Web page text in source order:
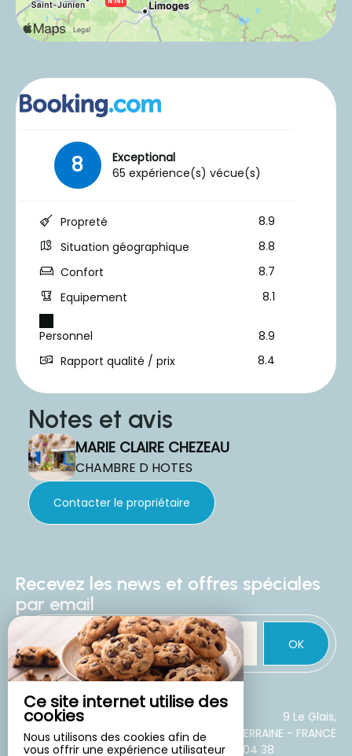
Ce site internet utilise des
cookies
Nous utilisons des cookies afin de
vous offrir une expérience utilisateur
8
Exceptional
65 expérience(s) vécue(s)
Propreté
8.9
Situation géographique
8.8
Confort
8.7
Equipement
8.1
Personnel
8.9
Rapport qualité / prix
8.4
Notes et avis
MARIE CLAIRE CHEZEAU
CHAMBRE D HOTES
Contacter le propriétaire
Recevez les news et offres spéciales
par email
OK
CHAMBRES D'HÔTES
FLOROMEL - LA
9 Le Glais,
23300 LA SOUTERRAINE - FRANCE
+33 6 85 57 04 38